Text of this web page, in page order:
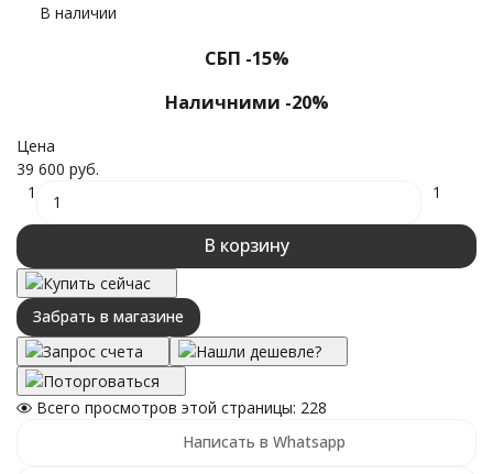
В наличии
СБП -15%
Наличними -20%
Цена
39 600 руб.
1
1
В корзину
Купить сейчас
Забрать в магазине
Запрос счета
Нашли дешевле?
Поторговаться
Всего просмотров этой страницы: 228
Написать в Whatsapp